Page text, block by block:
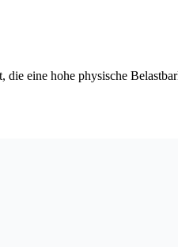
eine hohe physische